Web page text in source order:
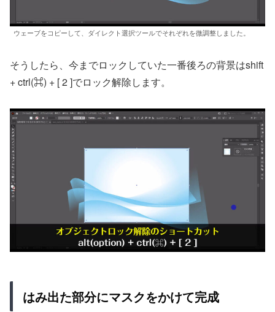
ウェーブをコピーして、ダイレクト選択ツールでそれぞれを微調整しました。
そうしたら、今までロックしていた一番後ろの背景はshift
+ ctrl(⌘) + [ 2 ]でロック解除します。
はみ出た部分にマスクをかけて完成